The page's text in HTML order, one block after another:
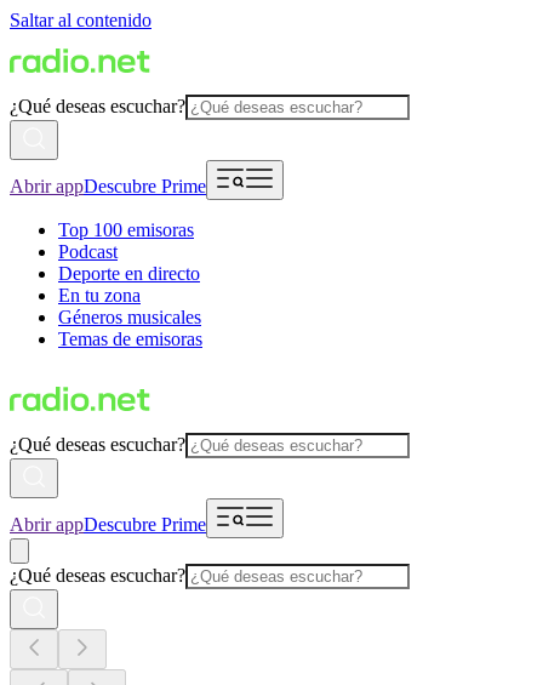
Saltar al contenido
¿Qué deseas escuchar?
Abrir appDescubre Prime
Top 100 emisoras
Podcast
Deporte en directo
En tu zona
Géneros musicales
Temas de emisoras
¿Qué deseas escuchar?
Abrir appDescubre Prime
¿Qué deseas escuchar?